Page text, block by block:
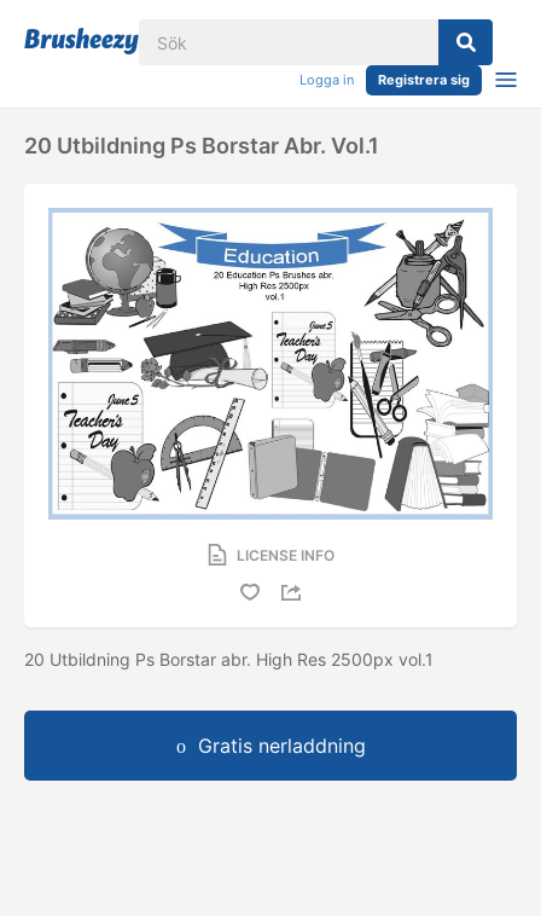
Logga in Registrera sig
20 Utbildning Ps Borstar Abr. Vol.1
LICENSE INFO
20 Utbildning Ps Borstar abr. High Res 2500px vol.1
Gratis nerladdning